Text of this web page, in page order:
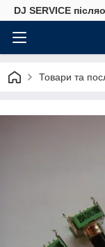
DJ SERVICE
Товари та